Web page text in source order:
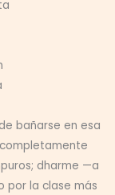
bañarse en esa
dharme —a
por la clase más